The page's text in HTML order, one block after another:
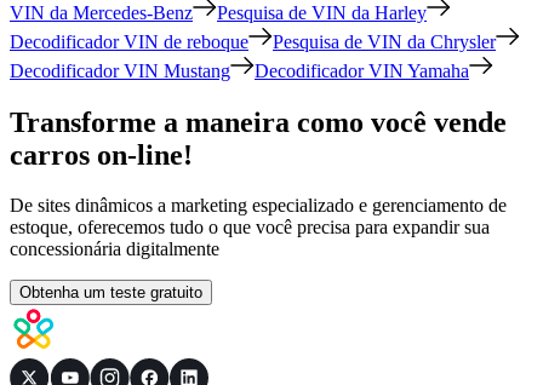
VIN da Mercedes-Benz
Pesquisa de VIN da Harley
Decodificador VIN de reboque
Pesquisa de VIN da Chrysler
Decodificador VIN Mustang
Decodificador VIN Yamaha
Transforme a maneira como você vende
carros on-line!
De sites dinâmicos a marketing especializado e gerenciamento de
estoque, oferecemos tudo o que você precisa para expandir sua
concessionária digitalmente
Obtenha um teste gratuito